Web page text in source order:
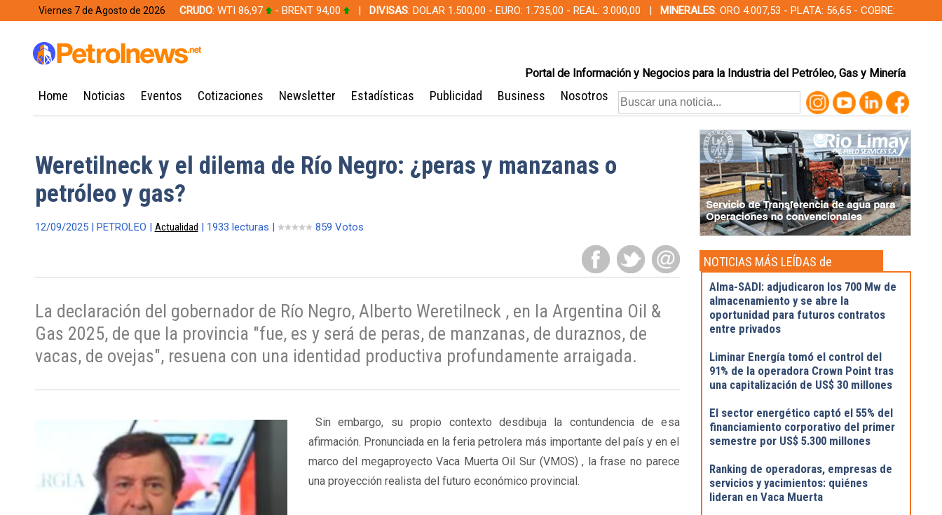
Viernes 7 de Agosto de 2026 CRUDO: WTI 86,97 - BRENT 94,00 | DIVISAS: DOLAR 1.500,00 - EURO: 1.735,00 - REAL: 3.000,00 | MINERALES: ORO 4.007,53 - PLATA: 56,65 - COBRE:
Portal de Información y Negocios para la Industria del Petróleo, Gas y Minería
Home Noticias Eventos Cotizaciones Newsletter Estadísticas Publicidad Business Nosotros
Weretilneck y el dilema de Río Negro: ¿peras y manzanas o
petróleo y gas?
12/09/2025 | PETROLEO | Actualidad | 1933 lecturas | 859 Votos
La declaración del gobernador de Río Negro, Alberto Weretilneck , en la Argentina Oil &
Gas 2025, de que la provincia "fue, es y será de peras, de manzanas, de duraznos, de
vacas, de ovejas", resuena con una identidad productiva profundamente arraigada.
Sin embargo, su propio contexto desdibuja la contundencia de esa
afirmación. Pronunciada en la feria petrolera más importante del país y en el
marco del megaproyecto Vaca Muerta Oil Sur (VMOS) , la frase no parece
una proyección realista del futuro económico provincial.
NOTICIAS MÁS LEÍDAS de
Actualidad
Alma-SADI: adjudicaron los 700 Mw de
almacenamiento y se abre la
oportunidad para futuros contratos
entre privados
Liminar Energía tomó el control del
91% de la operadora Crown Point tras
una capitalización de US$ 30 millones
El sector energético captó el 55% del
financiamiento corporativo del primer
semestre por US$ 5.300 millones
Ranking de operadoras, empresas de
servicios y yacimientos: quiénes
lideran en Vaca Muerta